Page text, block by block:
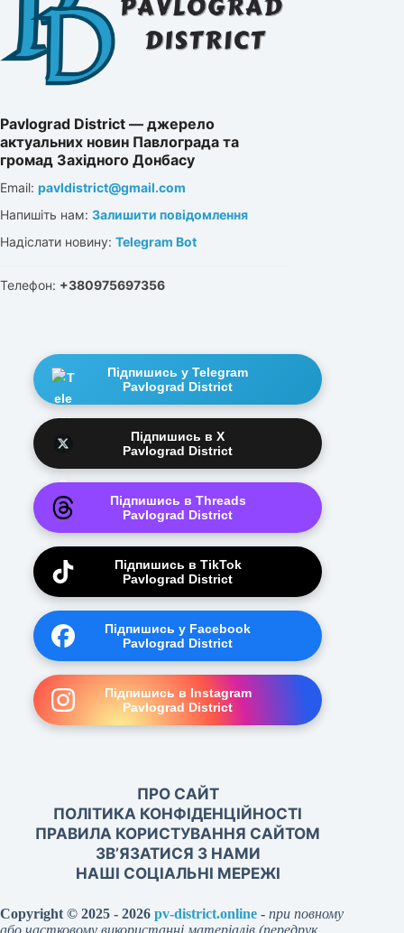
Pavlograd District — джерело
актуальних новин Павлограда та
громад Західного Донбасу
Email: pavldistrict@gmail.com
Напишіть нам: Залишити повідомлення
Надіслати новину: Telegram Bot
Телефон: +380975697356
Підпишись у Telegram
Pavlograd District
Підпишись в X
Pavlograd District
Підпишись в Threads
Pavlograd District
Підпишись в TikTok
Pavlograd District
Підпишись у Facebook
Pavlograd District
Підпишись в Instagram
Pavlograd District
ПРО САЙТ
ПОЛІТИКА КОНФІДЕНЦІЙНОСТІ
ПРАВИЛА КОРИСТУВАННЯ САЙТОМ
ЗВ’ЯЗАТИСЯ З НАМИ
НАШІ СОЦІАЛЬНІ МЕРЕЖІ
Copyright © 2025 - 2026 pv-district.online - при повному
або частковому використанні матеріалів (передрук,